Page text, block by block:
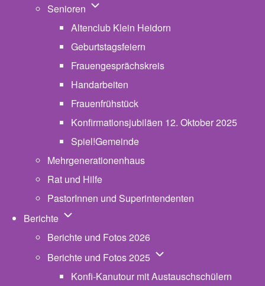
Senioren Unternavigation von Senioren
Altenclub Klein Heidorn
Geburtstagsfeiern
Frauengesprächskreis
Handarbeiten
Frauenfrühstück
Konfirmationsjubiläen 12. Oktober 2025
Spiel!Gemeinde
Mehrgenerationenhaus
Rat und Hilfe
PastorInnen und Superintendenten
Berichte Unternavigation von Berichte
Berichte und Fotos 2026
Berichte und Fotos 2025 Unternavigation von
Konfi-Kanutour mit Austauschschülern